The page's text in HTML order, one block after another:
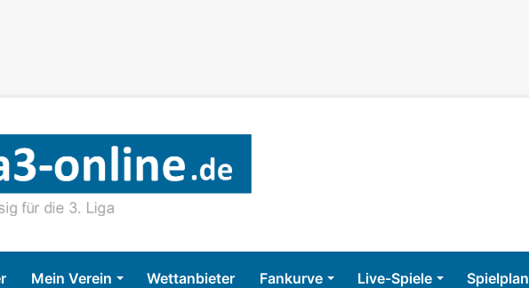
Mein Verein Wettanbieter Fankurve Live-Spiele Spielplan